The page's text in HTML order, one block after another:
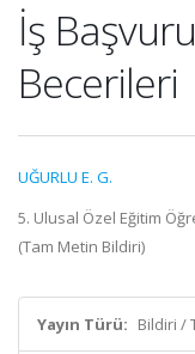
İş
Becerileri
UĞURLU E. G.
5. Ulusal Özel Eğitim
(Tam Metin Bildiri)
Yayın Türü: Bildiri /